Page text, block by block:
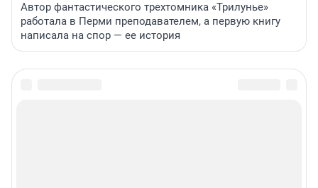
Автор фантастического трехтомника «Трилунье»
работала в Перми преподавателем, а первую книгу
написала на спор — ее история